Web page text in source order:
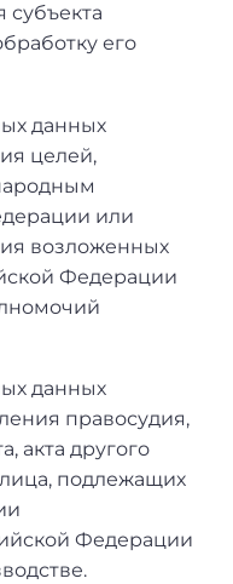
субъекта
его
данных
целей,
или
возложенных
Федерации
данных
правосудия,
акта другого
подлежащих
Федерации